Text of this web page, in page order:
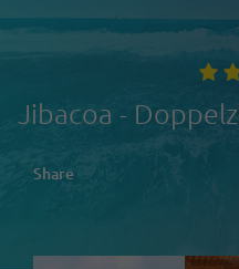
Jibacoa -
Share